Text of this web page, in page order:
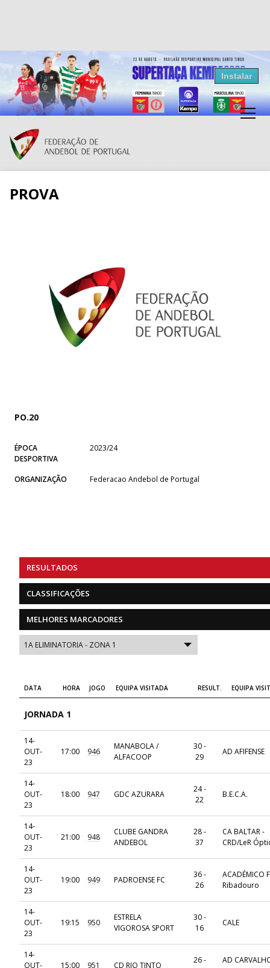
Resultados Andebol
Federação de Andebol de Portugal
Grátis - Disponivel na Play Store
Instalar
PROVA
PO.20
ÉPOCA
DESPORTIVA
2023/24
ORGANIZAÇÃO Federacao Andebol de Portugal
RESULTADOS
CLASSIFICAÇÕES
MELHORES MARCADORES
DATA HORA JOGO EQUIPA VISITADA RESULT. EQUIPA
JORNADA 1
14-
OUT-
23
17:00 946
MANABOLA /
ALFACOOP
30 -
29
AD AFIFENSE
14-
OUT-
23
18:00 947 GDC AZURARA
24 -
22
B.E.C.A.
14-
OUT-
23
21:00 948
CLUBE GANDRA
ANDEBOL
28 -
37
CA BALTAR -
CRD/LeR
14-
OUT-
23
19:00 949 PADROENSE FC
36 -
26
ACADÉMICO
Ribadouro
14-
OUT-
23
19:15 950
ESTRELA
VIGOROSA SPORT
30 -
16
CALE
14-
OUT-
15:00 951 CD RIO TINTO
26 -
AD